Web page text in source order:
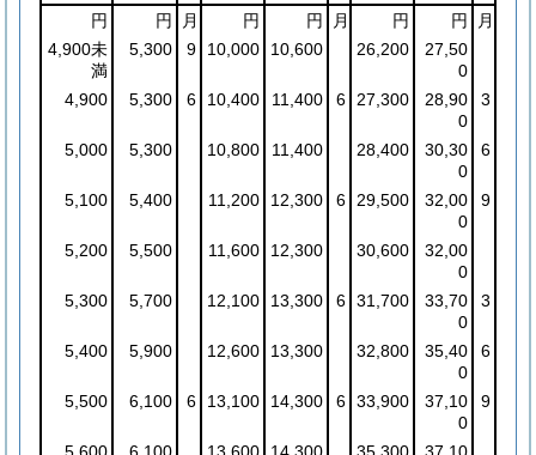
円 円 月 円 円 月 円 円
月
4,900未
満
5,300 9 10,000 10,600 26,200
27,50
0
4,900
5,300 6 10,400 11,400 6 27,300
28,90
0
3
5,000 5,300 10,800 11,400 28,400
30,30
0
6
5,100 5,400 11,200 12,300 6 29,500
32,00
0
9
5,200 5,500 11,600 12,300 30,600
32,00
0
5,300
5,700 12,100 13,300 6 31,700
33,70
0
3
5,400 5,900 12,600 13,300 32,800
35,40
0
6
5,500 6,100 6 13,100 14,300 6 33,900
37,10
0
9